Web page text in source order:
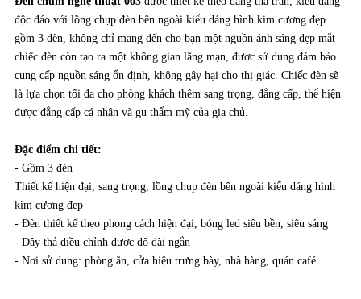
là lựa chọn tối đa cho phòng khách thêm sang trọng, đẳng cấp, thể hiện
được đẳng cấp cá nhân và gu thẩm mỹ của gia chủ.
Đặc điểm chi tiết:
- Gồm 3 đèn
Thiết kế hiện đại, sang trọng, lồng chụp đèn bên ngoài kiểu dáng hình
kim cương đẹp
- Dây thả điều chỉnh được độ dài ngắn
- Nơi sử dụng: phòng ăn, cửa hiệu trưng bày, nhà hàng, quán café...